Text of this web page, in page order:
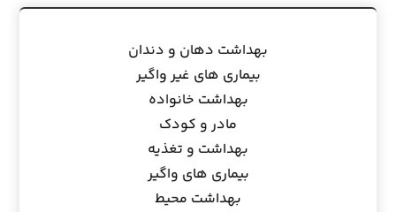
بهداشت دهان و دندان
بیماری های غیر واگیر
بهداشت خانواده
مادر و کودک
بهداشت و تغذیه
بیماری های واگیر
بهداشت محیط